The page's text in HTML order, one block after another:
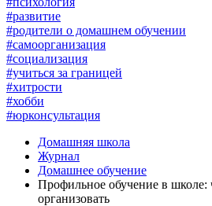
#развитие
#родители о домашнем обучении
#самоорганизация
#социализация
#учиться за границей
#хитрости
#хобби
#юрконсультация
Домашняя школа
Журнал
Домашнее обучение
Профильное обучение в школе:
организовать